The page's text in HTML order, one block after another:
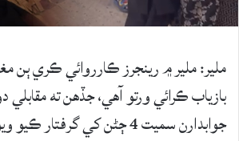
ملير: ملير ۾ رينجرز ڪارروائي ڪري ٻن
بازياب ڪرائي ورتو آهي، جڏهن ته مقابلي
جوابدارن سميت 4 ڄڻن کي